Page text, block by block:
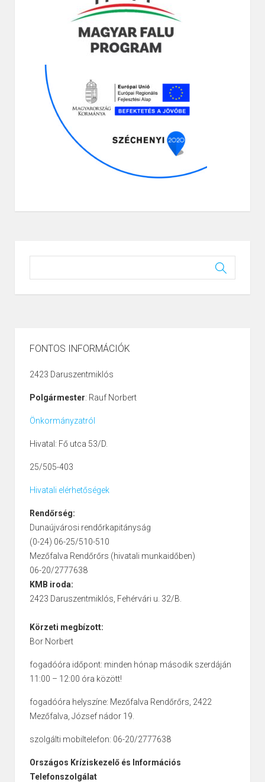
FONTOS INFORMÁCIÓK
2423 Daruszentmiklós
Polgármester: Rauf Norbert
Önkormányzatról
Hivatal: Fő utca 53/D.
25/505-403
Hivatali elérhetőségek
Rendőrség:
Dunaújvárosi rendőrkapitányság
(0-24) 06-25/510-510
Mezőfalva Rendőrőrs (hivatali munkaidőben)
06-20/2777638
KMB iroda:
2423 Daruszentmiklós, Fehérvári u. 32/B.
Körzeti megbízott:
Bor Norbert
fogadóóra időpont: minden hónap második szerdáján
11:00 – 12:00 óra között!
fogadóóra helyszíne: Mezőfalva Rendőrőrs, 2422
Mezőfalva, József nádor 19.
szolgálti mobiltelefon: 06-20/2777638
Országos Kríziskezelő és Információs
Telefonszolgálat